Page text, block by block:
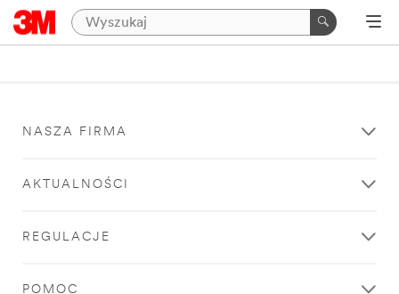
NASZA FIRMA
AKTUALNOŚCI
REGULACJE
POMOC